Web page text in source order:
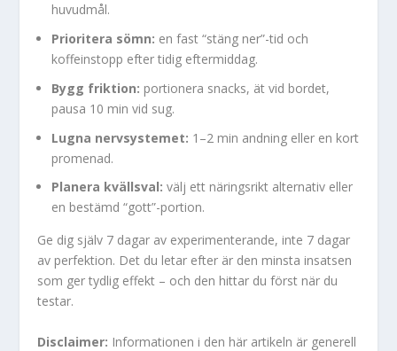
huvudmål.
Prioritera sömn: en fast “stäng ner”-tid och
koffeinstopp efter tidig eftermiddag.
Bygg friktion: portionera snacks, ät vid bordet,
pausa 10 min vid sug.
Lugna nervsystemet: 1–2 min andning eller en kort
promenad.
Planera kvällsval: välj ett näringsrikt alternativ eller
en bestämd “gott”-portion.
Ge dig själv 7 dagar av experimenterande, inte 7 dagar
av perfektion. Det du letar efter är den minsta insatsen
som ger tydlig effekt – och den hittar du först när du
testar.
Disclaimer: Informationen i den här artikeln är generell